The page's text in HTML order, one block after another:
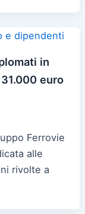
in
euro
Ferrovie
alle
rivolte a